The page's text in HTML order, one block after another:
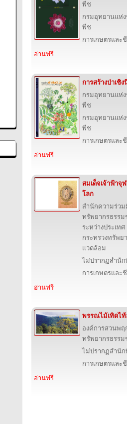
พืช
กรมอุทยานแห่
พืช
การเกษตรและ
อ่านฟรี
การสร้างป่าเชิง
กรมอุทยานแห่
พืช
กรมอุทยานแห่
พืช
การเกษตรและ
อ่านฟรี
สมเด็จเจ้าฟ้าจุ
โลก
สำนักความร่ว
ทรัพยากรธรรม
ระหว่างประเท
กระทรวงทรัพย
แวดล้อม
ไม่ปรากฏสำนั
การเกษตรและ
อ่านฟรี
พรรณไม้เทิดไ
องค์การสวนพฤ
ทรัพยากรธรรม
ไม่ปรากฏสำนั
การเกษตรและ
อ่านฟรี